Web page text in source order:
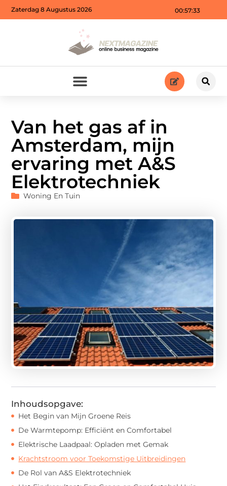
00:57:35
Zaterdag 8 Augustus 2026
Van het gas af in
Amsterdam, mijn
ervaring met A&S
Elektrotechniek
Woning En Tuin
Inhoudsopgave:
Het Begin van Mijn Groene Reis
De Warmtepomp: Efficiënt en Comfortabel
Elektrische Laadpaal: Opladen met Gemak
Krachtstroom voor Toekomstige Uitbreidingen
De Rol van A&S Elektrotechniek